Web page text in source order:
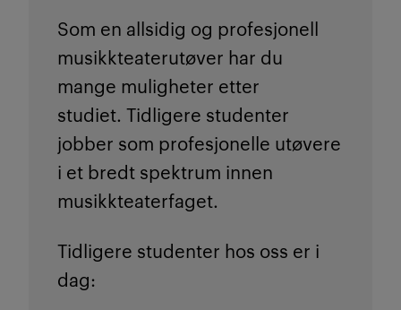
Som en allsidig og profesjonell
musikkteaterutøver har du
mange muligheter etter
studiet. Tidligere studenter
jobber som profesjonelle utøvere
i et bredt spektrum innen
musikkteaterfaget.
Tidligere studenter hos oss er i
dag: